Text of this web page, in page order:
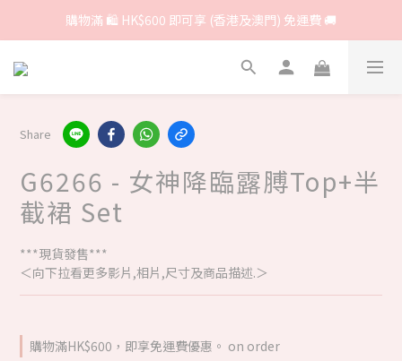
購物滿 🛍 HK$600 即可享 (香港及澳門) 免運費 🚚
Share
G6266 - 女神降臨露膊Top+半
截裙 Set
***現貨發售***
＜向下拉看更多影片,相片,尺寸及商品描述.＞
購物滿HK$600，即享免運費優惠。 on order